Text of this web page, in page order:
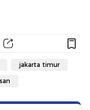
jakarta timur